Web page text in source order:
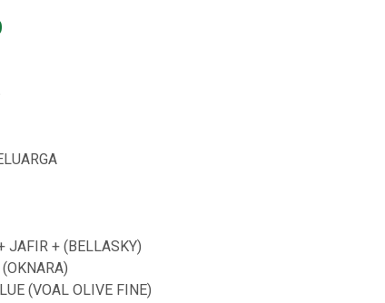
r
g
e
JAFIR + (BELLASKY)
(VOAL OLIVE FINE)